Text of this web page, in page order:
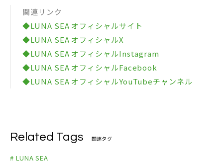
関連リンク
◆LUNA SEA オフィシャルサイト
◆LUNA SEA オフィシャルX
◆LUNA SEA オフィシャルInstagram
◆LUNA SEA オフィシャルFacebook
◆LUNA SEA オフィシャルYouTubeチャンネル
Related Tags 関連タグ
# LUNA SEA